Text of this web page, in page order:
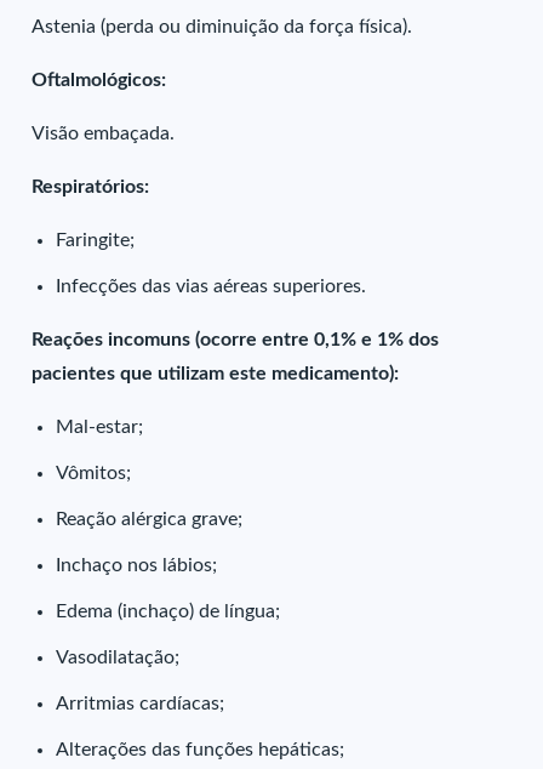
Astenia (perda ou diminuição da força física).
Oftalmológicos:
Visão embaçada.
Respiratórios:
Faringite;
Infecções das vias aéreas superiores.
Reações incomuns (ocorre entre 0,1% e 1% dos
pacientes que utilizam este medicamento):
Mal-estar;
Vômitos;
Reação alérgica grave;
Inchaço nos lábios;
Edema (inchaço) de língua;
Vasodilatação;
Arritmias cardíacas;
Alterações das funções hepáticas;